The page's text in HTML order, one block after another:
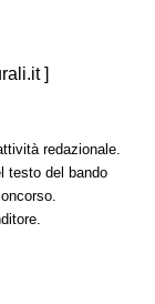
]
redazionale.
testo del bando